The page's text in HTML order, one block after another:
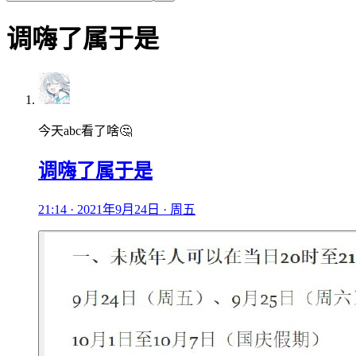
调嗨了属于是
今天abc看了啥🤔
调嗨了属于是
21:14 · 2021年9月24日 · 周五